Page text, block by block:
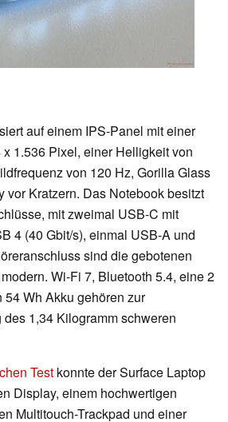
auf einem IPS-Panel mit einer
1.536 Pixel, einer Helligkeit von
von 120 Hz, Gorilla Glass
vor Kratzern. Das Notebook besitzt
mit zweimal USB-C mit
4 (40 Gbit/s), einmal USB-A und
sind die gebotenen
Wi-Fi 7, Bluetooth 5.4, eine 2
54 Wh Akku gehören zur
1,34 Kilogramm schweren
Test konnte der Surface Laptop
Display, einem hochwertigen
Multitouch-Trackpad und einer